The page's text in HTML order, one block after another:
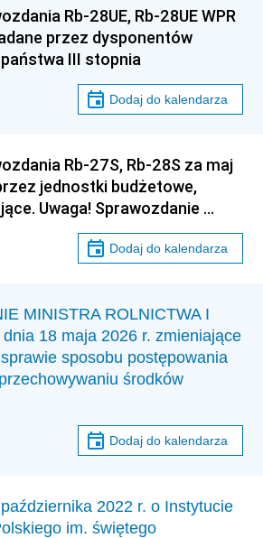
Rb-28UE, Rb-28UE WPR
przez dysponentów
III stopnia
Dodaj do kalendarza
Rb-27S, Rb-28S za maj
jednostki budżetowe,
Uwaga! Sprawozdanie …
Dodaj do kalendarza
MINISTRA ROLNICTWA I
18 maja 2026 r. zmieniające
sposobu postępowania
środków
Dodaj do kalendarza
2022 r. o Instytucie
im. świętego